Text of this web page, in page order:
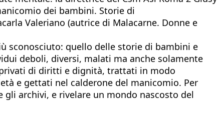
dei bambini. Storie di
Valeriano (autrice di Malacarne. Donne e
sconosciuto: quello delle storie di bambini e
deboli, diversi, malati ma anche solamente
di diritti e dignità, trattati in modo
e gettati nel calderone del manicomio. Per
archivi, e rivelare un mondo nascosto del